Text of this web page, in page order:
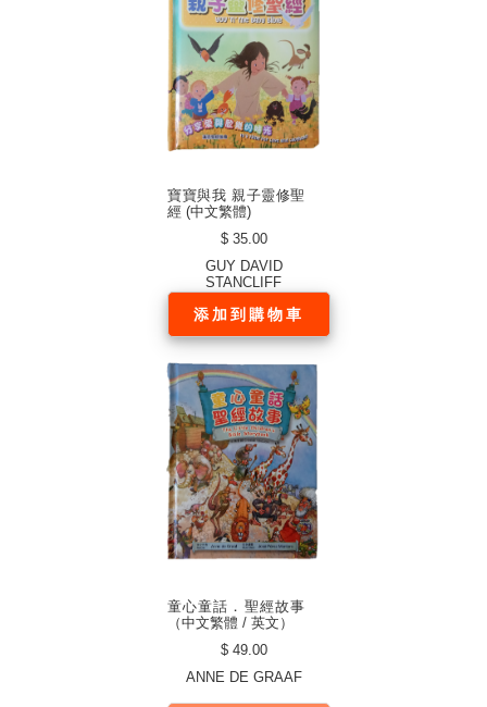
寶寶與我 親子靈修聖
經 (中文繁體)
$ 35.00
GUY DAVID
STANCLIFF
添加到購物車
童心童話．聖經故事
（中文繁體 / 英文）
$ 49.00
ANNE DE GRAAF